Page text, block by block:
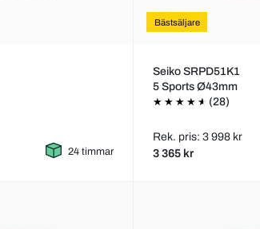
24 timmar
Bästsäljare
Seiko SRPD51K1
5 Sports Ø43mm
(28)
Rek. pris: 3 998 kr
3 365 kr